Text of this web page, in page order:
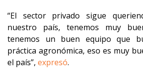
“El sector privado sigue
nuestro país, tenemos muy
tenemos un buen equipo que
práctica agronómica, eso es muy
el país”, expresó.